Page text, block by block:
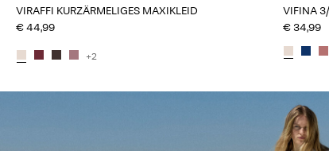
VIRAFFI KURZÄRMELIGES MAXIKLEID
€ 44,99
+2
VIFINA
€ 34,99